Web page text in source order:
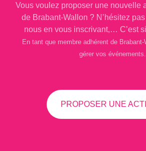
Vous voulez proposer une nouvelle
de Brabant-Wallon ? N’hésitez
nous en vous inscrivant,… C’est
En tant que membre adhérent de
gérer vos événements.
PROPOSER UNE